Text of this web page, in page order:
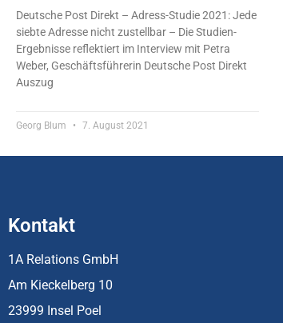
Deutsche Post Direkt – Adress-Studie 2021: Jede
siebte Adresse nicht zustellbar – Die Studien-
Ergebnisse reflektiert im Interview mit Petra
Weber, Geschäftsführerin Deutsche Post Direkt
Auszug
Georg Blum 7. August 2021
Kontakt
1A Relations GmbH
Am Kieckelberg 10
23999 Insel Poel